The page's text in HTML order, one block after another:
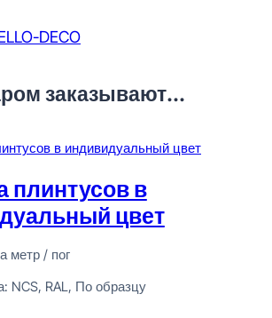
DECO
заказывают...
плинтусов в
цвет
₽.
метр / пог
NCS, RAL, По образцу